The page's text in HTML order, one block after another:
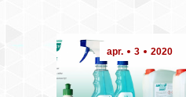
apr. 3 2020